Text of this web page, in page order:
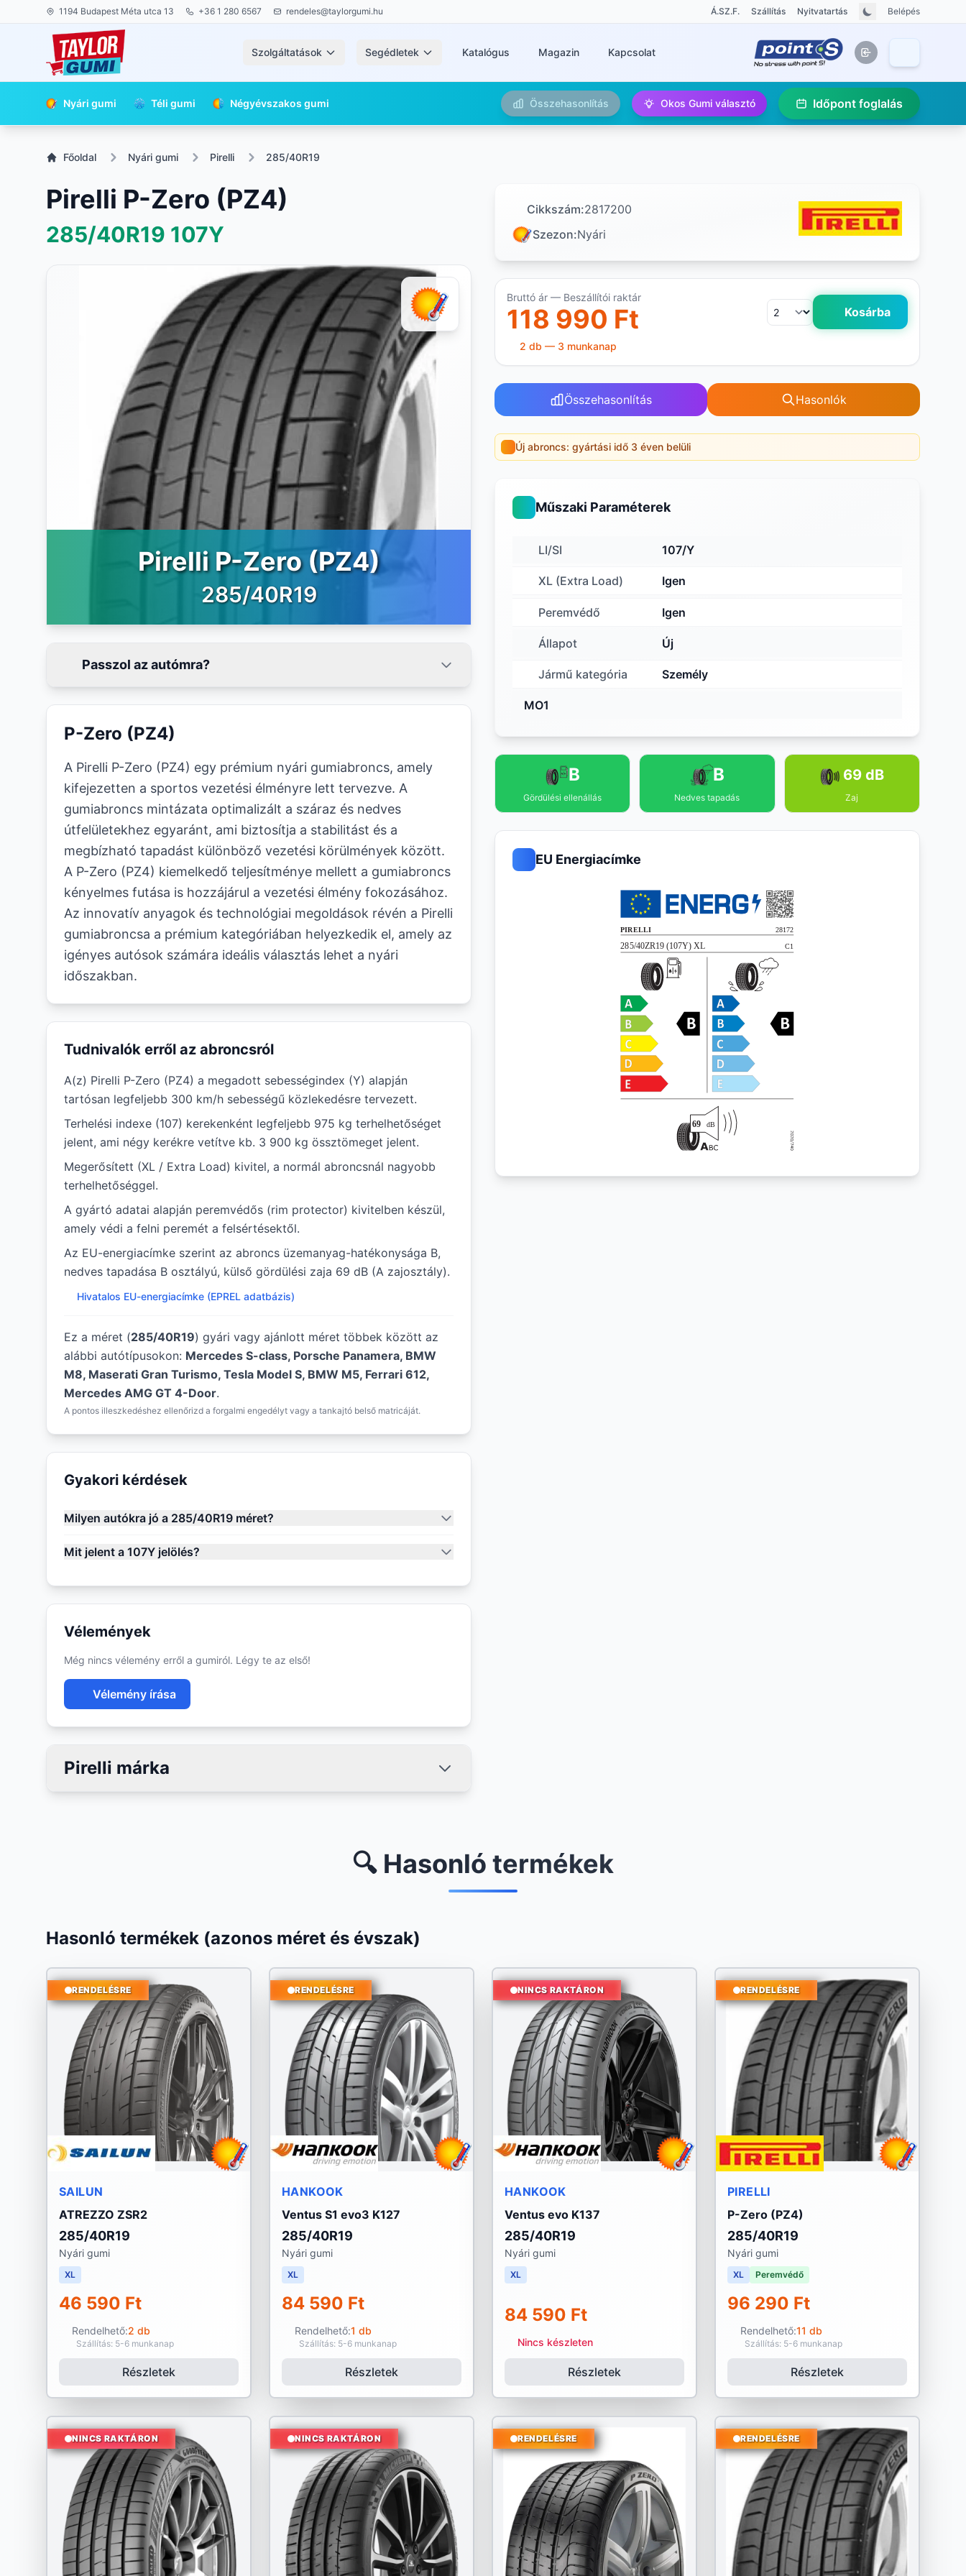
1194 Budapest Méta utca 13 +36 1 280 6567 rendeles@taylorgumi.hu Á.SZ.F. Szállítás Nyitvatartás Belépés
Szolgáltatások Segédletek Katalógus Magazin Kapcsolat
Nyári gumi Téli gumi Négyévszakos gumi Összehasonlítás Okos Gumi választó Időpont foglalás
Főoldal Nyári gumi Pirelli 285/40R19
Pirelli P-Zero (PZ4)
285/40R19 107Y
Pirelli P-Zero (PZ4)
285/40R19
Passzol az autómra?
P-Zero (PZ4)
A Pirelli P-Zero (PZ4) egy prémium nyári gumiabroncs, amely
kifejezetten a sportos vezetési élményre lett tervezve. A
gumiabroncs mintázata optimalizált a száraz és nedves
útfelületekhez egyaránt, ami biztosítja a stabilitást és a
megbízható tapadást különböző vezetési körülmények között.
A P-Zero (PZ4) kiemelkedő teljesítménye mellett a gumiabroncs
kényelmes futása is hozzájárul a vezetési élmény fokozásához.
Az innovatív anyagok és technológiai megoldások révén a Pirelli
gumiabroncsa a prémium kategóriában helyezkedik el, amely az
igényes autósok számára ideális választás lehet a nyári
időszakban.
Tudnivalók erről az abroncsról
A(z) Pirelli P-Zero (PZ4) a megadott sebességindex (Y) alapján
tartósan legfeljebb 300 km/h sebességű közlekedésre tervezett.
Terhelési indexe (107) kerekenként legfeljebb 975 kg terhelhetőséget
jelent, ami négy kerékre vetítve kb. 3 900 kg össztömeget jelent.
Megerősített (XL / Extra Load) kivitel, a normál abroncsnál nagyobb
terhelhetőséggel.
A gyártó adatai alapján peremvédős (rim protector) kivitelben készül,
amely védi a felni peremét a felsértésektől.
Az EU-energiacímke szerint az abroncs üzemanyag-hatékonysága B,
nedves tapadása B osztályú, külső gördülési zaja 69 dB (A zajosztály).
Hivatalos EU-energiacímke (EPREL adatbázis)
Ez a méret (285/40R19) gyári vagy ajánlott méret többek között az
alábbi autótípusokon: Mercedes S-class, Porsche Panamera, BMW
M8, Maserati Gran Turismo, Tesla Model S, BMW M5, Ferrari 612,
Mercedes AMG GT 4-Door.
A pontos illeszkedéshez ellenőrizd a forgalmi engedélyt vagy a tankajtó belső matricáját.
Gyakori kérdések
Milyen autókra jó a 285/40R19 méret?
Mit jelent a 107Y jelölés?
Vélemények
Még nincs vélemény erről a gumiról. Légy te az első!
Vélemény írása
Pirelli márka
Cikkszám:2817200
Szezon:Nyári
Bruttó ár — Beszállítói raktár
118 990 Ft Kosárba
2 db — 3 munkanap
Összehasonlítás Hasonlók
Új abroncs: gyártási idő 3 éven belüli
Műszaki Paraméterek
LI/SI 107/Y
XL (Extra Load) Igen
Peremvédő Igen
Állapot Új
Jármű kategória Személy
MO1
B
Gördülési ellenállás
B
Nedves tapadás
69 dB
Zaj
EU Energiacímke
🔍 Hasonló termékek
Hasonló termékek (azonos méret és évszak)
RENDELÉSRE
SAILUN
ATREZZO ZSR2
285/40R19
Nyári gumi
XL
46 590 Ft
Rendelhető:2 db
Szállítás: 5-6 munkanap
Részletek
RENDELÉSRE
HANKOOK
Ventus S1 evo3 K127
285/40R19
Nyári gumi
XL
84 590 Ft
Rendelhető:1 db
Szállítás: 5-6 munkanap
Részletek
NINCS RAKTÁRON
HANKOOK
Ventus evo K137
285/40R19
Nyári gumi
XL
84 590 Ft
Nincs készleten
Részletek
RENDELÉSRE
PIRELLI
P-Zero (PZ4)
285/40R19
Nyári gumi
XL Peremvédő
96 290 Ft
Rendelhető:11 db
Szállítás: 5-6 munkanap
Részletek
NINCS RAKTÁRON NINCS RAKTÁRON RENDELÉSRE RENDELÉSRE